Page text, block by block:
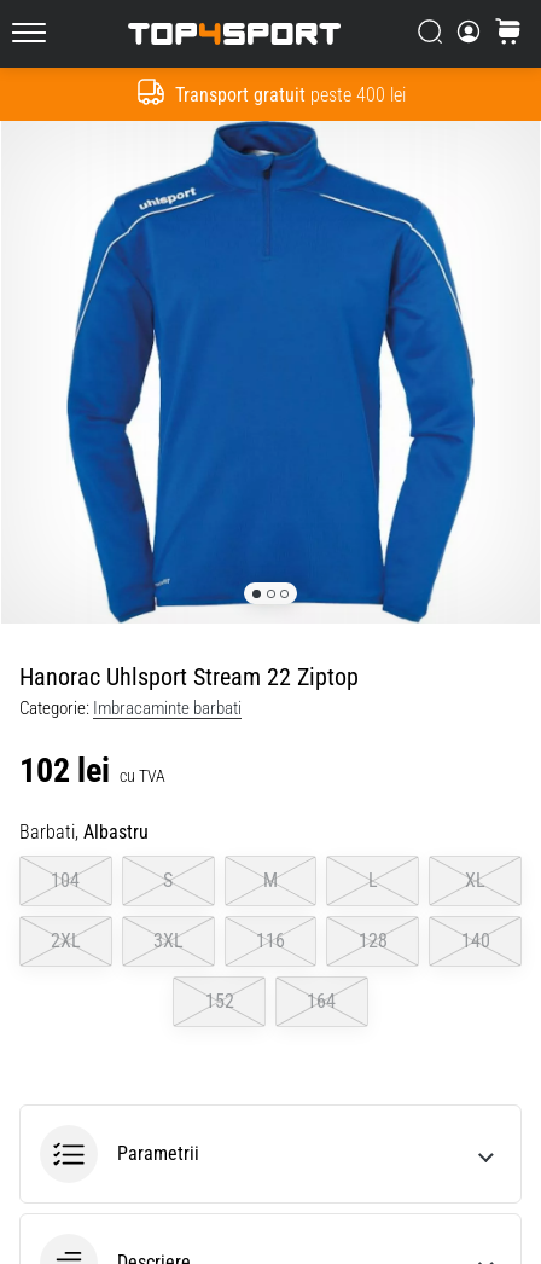
Transport gratuitpeste 400 lei
Top4Sport.ro Căutare
Cos
Hanorac Uhlsport Stream 22 Ziptop
Categorie: Imbracaminte barbati
102 lei cu TVA
Barbati, Albastru
104 S M L XL
2XL 3XL 116 128 140
152 164
Parametrii